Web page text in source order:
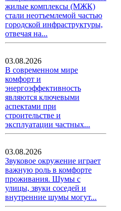
жилые комплексы (МЖК)
стали неотъемлемой частью
городской инфраструктуры,
отвечая на...
03.08.2026
В современном мире
комфорт и
энергоэффективность
являются ключевыми
аспектами при
строительстве и
эксплуатации частных...
03.08.2026
Звуковое окружение играет
важную роль в комфорте
проживания. Шумы с
улицы, звуки соседей и
внутренние шумы могут...